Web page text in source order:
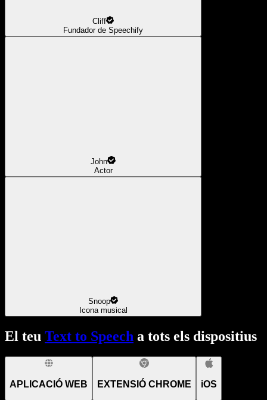
Cliff
Fundador de Speechify
John
Actor
Snoop
Icona musical
El teu Text to Speech a tots els dispositius
APLICACIÓ WEB EXTENSIÓ CHROME iOS